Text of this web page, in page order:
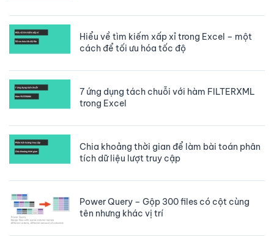
Hiểu về tìm kiếm xấp xỉ trong Excel – một
cách để tối ưu hóa tốc độ
7 ứng dụng tách chuỗi với hàm FILTERXML
trong Excel
Chia khoảng thời gian để làm bài toán phân
tích dữ liệu lượt truy cập
Power Query – Gộp 300 files có cột cùng
tên nhưng khác vị trí